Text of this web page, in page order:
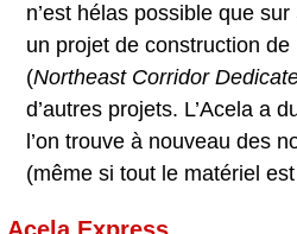
n’est hélas possible que
un projet de construction
(Northeast Corridor
d’autres projets. L’Acela a
l’on trouve à nouveau des
(même si tout le matériel